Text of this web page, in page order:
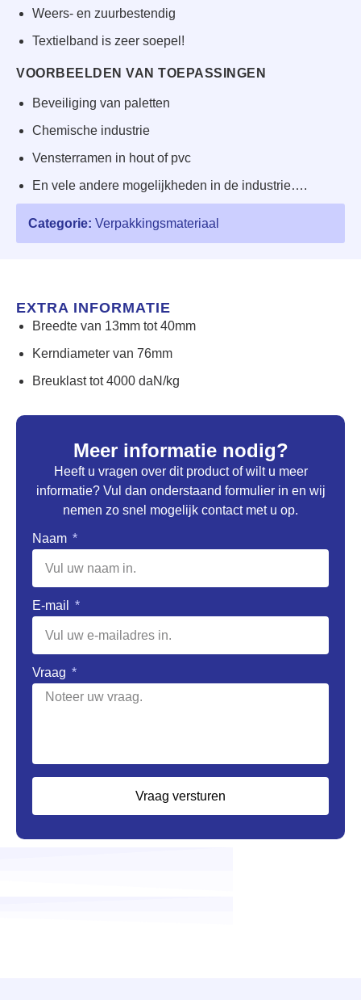
Weers- en zuurbestendig
Textielband is zeer soepel!
VOORBEELDEN VAN TOEPASSINGEN
Beveiliging van paletten
Chemische industrie
Vensterramen in hout of pvc
En vele andere mogelijkheden in de industrie….
Categorie: Verpakkingsmateriaal
Meer informatie nodig?
Heeft u vragen over dit product of wilt u meer
informatie? Vul dan onderstaand formulier in en wij
nemen zo snel mogelijk contact met u op.
Naam
E-mail
Vraag
Vraag versturen
EXTRA INFORMATIE
Breedte van 13mm tot 40mm
Kerndiameter van 76mm
Breuklast tot 4000 daN/kg